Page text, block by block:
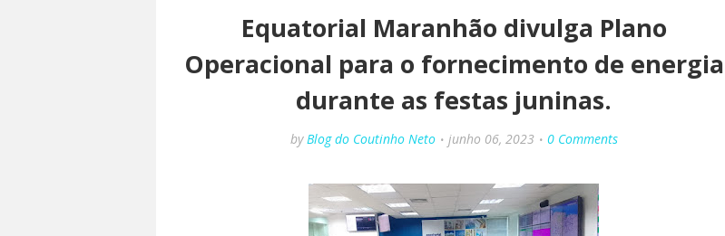
Equatorial Maranhão divulga Plano
Operacional para o fornecimento de energia
durante as festas juninas.
by Blog do Coutinho Neto junho 06, 2023 0 Comments